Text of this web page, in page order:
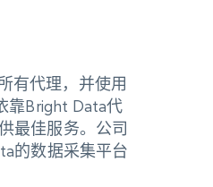
有代理，并使用
靠Bright Data代
最佳服务。公司
的数据采集平台